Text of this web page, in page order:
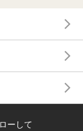
ーして